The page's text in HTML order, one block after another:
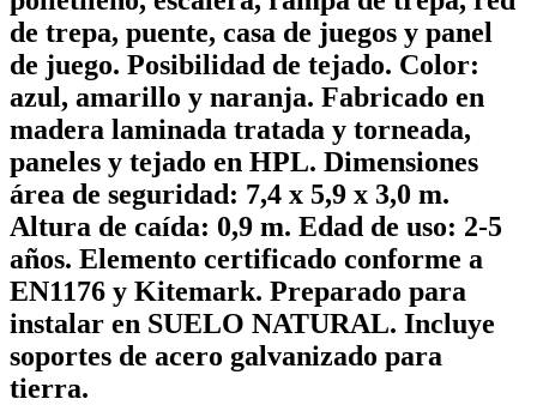
de trepa, puente, casa de juegos y panel
de juego. Posibilidad de tejado. Color:
azul, amarillo y naranja. Fabricado en
madera laminada tratada y torneada,
paneles y tejado en HPL. Dimensiones
área de seguridad: 7,4 x 5,9 x 3,0 m.
Altura de caída: 0,9 m. Edad de uso: 2-5
años. Elemento certificado conforme a
EN1176 y Kitemark. Preparado para
instalar en SUELO NATURAL. Incluye
soportes de acero galvanizado para
tierra.